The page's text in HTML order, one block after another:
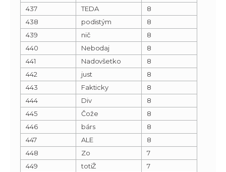
437 TEDA
8
438
podistým
8
439
nič
8
440
Nebodaj
8
441
Nadovšetko
8
442
just
8
443
Fakticky
8
444
Div
8
445
Čože
8
446
bárs
8
447
ALE
8
448
Zo
7
449
totiŽ
7